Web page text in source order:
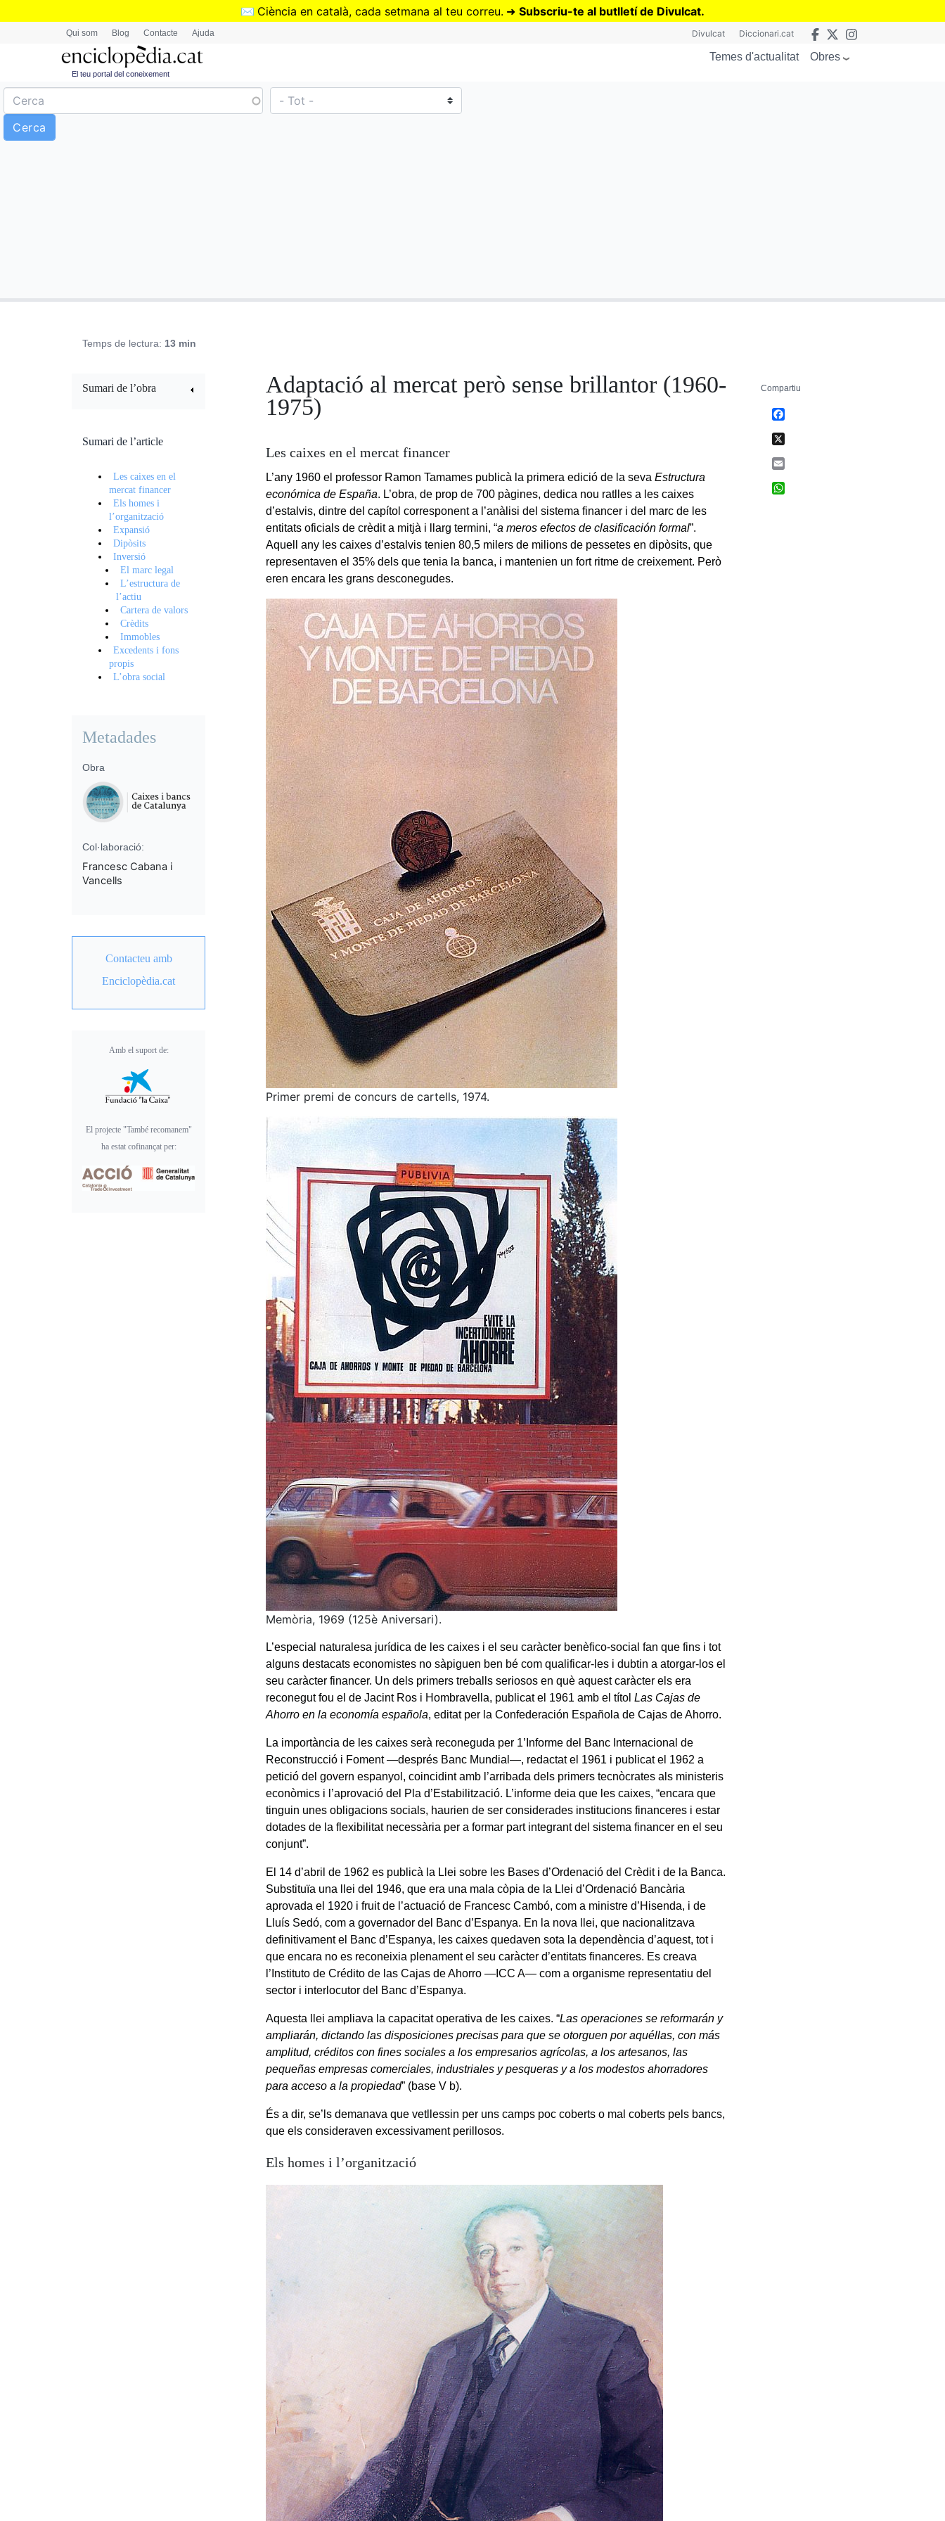
Vés
✉️ Ciència en català, cada setmana al teu correu. ➜ Subscriu-te al butlletí de Divulcat.
Qui som Blog Contacte Ajuda Divulcat Diccionari.cat
El teu portal del coneixement
Temes d'actualitat Obres
Temps de lectura: 13 min
Adaptació al mercat però sense brillantor (1960-
1975)
Les caixes en el mercat financer
L’any 1960 el professor Ramon Tamames publicà la primera edició de la sevaEstructura
económica de España. L’obra, de prop de 700 pàgines, dedica nou ratlles a les caixes
d’estalvis, dintre del capítol corresponent a l’anàlisi del sistema financer i del marc de les
entitats oficials de crèdit a mitjà i llarg termini, “a meros efectos de clasificación formal”.
Aquell any les caixes d’estalvis tenien 80,5 milers de milions de pessetes en dipòsits, que
representaven el 35% dels que tenia la banca, i mantenien un fort ritme de creixement. Però
eren encara les grans desconegudes.
Primer premi de concurs de cartells, 1974.
Memòria, 1969 (125è Aniversari).
L’especial naturalesa jurídica de les caixes i el seu caràcter benèfico-social fan que fins i tot
alguns destacats economistes no sàpiguen ben bé com qualificar-les i dubtin a atorgar-los el
seu caràcter financer. Un dels primers treballs seriosos en què aquest caràcter els era
reconegut fou el de Jacint Ros i Hombravella, publicat el 1961 amb el títolLas Cajas de
Ahorro en la economía española, editat per la Confederación Española de Cajas de Ahorro.
La importància de les caixes serà reconeguda per 1’Informe del Banc Internacional de
Reconstrucció i Foment —després Banc Mundial—, redactat el 1961 i publicat el 1962 a
petició del govern espanyol, coincidint amb l’arribada dels primers tecnòcrates als ministeris
econòmics i l’aprovació del Pla d’Estabilització. L’informe deia que les caixes, “encara que
tinguin unes obligacions socials, haurien de ser considerades institucions financeres i estar
dotades de la flexibilitat necessària per a formar part integrant del sistema financer en el seu
conjunt”.
El 14 d’abril de 1962 es publicà la Llei sobre les Bases d’Ordenació del Crèdit i de la Banca.
Substituïa una llei del 1946, que era una mala còpia de la Llei d’Ordenació Bancària
aprovada el 1920 i fruit de l’actuació de Francesc Cambó, com a ministre d’Hisenda, i de
Lluís Sedó, com a governador del Banc d’Espanya. En la nova llei, que nacionalitzava
definitivament el Banc d’Espanya, les caixes quedaven sota la dependència d’aquest, tot i
que encara no es reconeixia plenament el seu caràcter d’entitats financeres. Es creava
l’Instituto de Crédito de las Cajas de Ahorro —ICC A— com a organisme representatiu del
sector i interlocutor del Banc d’Espanya.
Aquesta llei ampliava la capacitat operativa de les caixes. “Las operaciones se reformarán y
ampliarán, dictando las disposiciones precisas para que se otorguen por aquéllas, con más
amplitud, créditos con fines sociales a los empresarios agrícolas, a los artesanos, las
pequeñas empresas comerciales, industriales y pesqueras y a los modestos ahorradores
para acceso a la propiedad” (base V b).
És a dir, se’ls demanava que vetllessin per uns camps poc coberts o mal coberts pels bancs,
que els consideraven excessivament perillosos.
Els homes i l’organització
Sumari de l’obra
Sumari de l’article
Les caixes en el
mercat financer
Els homes i
l’organització
Expansió
Dipòsits
Inversió
El marc legal
L’estructura de
l’actiu
Cartera de valors
Crèdits
Immobles
Excedents i fons
propis
L’obra social
Metadades
Obra
Col·laboració:
Francesc Cabana i
Vancells
Contacteu amb
Enciclopèdia.cat
Amb el suport de:
El projecte "També recomanem"
ha estat cofinançat per:
Compartiu